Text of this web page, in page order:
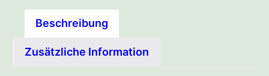
Beschreibung
Zusätzliche Information